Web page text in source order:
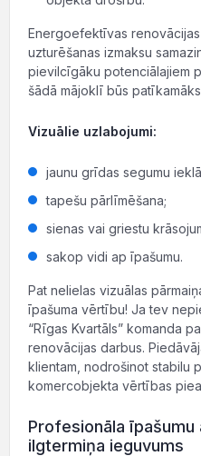
Energoefektīvas
uzturēšanas izmaksu
pievilcīgāku potenciālajiem
šādā mājoklī būs
Vizuālie uzlabojumi:
jaunu grīdas segumu
tapešu pārlīmēšana;
sienas vai griestu
sakop vidi ap īpašumu.
Pat nelielas vizuālas
īpašuma vērtību! Ja tev
“Rīgas Kvartāls” komanda
renovācijas darbus.
klientam, nodrošinot stabilu
komercobjekta vērtības
Profesionāla īpašumu
ilgtermiņa ieguvums